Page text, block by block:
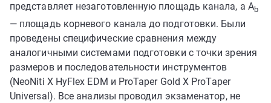
представляет незаготовленную площадь канала, а Ab
— площадь корневого канала до подготовки. Были
проведены специфические сравнения между
аналогичными системами подготовки с точки зрения
размеров и последовательности инструментов
(NeoNiti X HyFlex EDM и ProTaper Gold X ProTaper
Universal). Все анализы проводил экзаменатор, не